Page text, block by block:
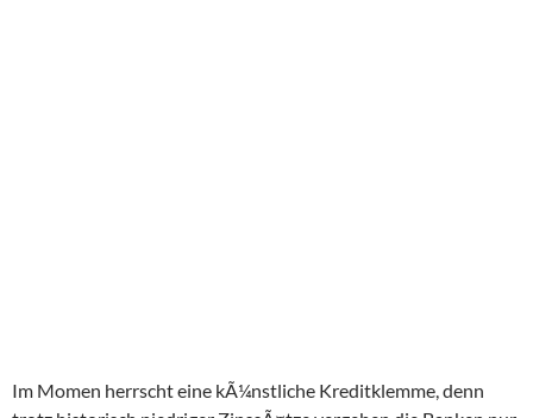
Im Momen herrscht eine kÃ¼nstliche Kreditklemme, denn